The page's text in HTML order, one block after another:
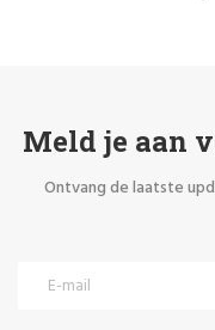
Meld je aan
Ontvang de laatste